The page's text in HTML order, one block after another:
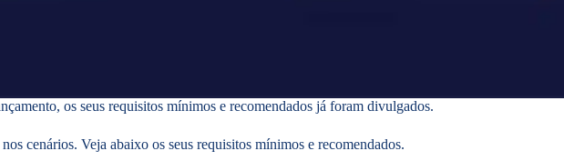
os seus requisitos mínimos e recomendados já foram divulgados.
cenários. Veja abaixo os seus requisitos mínimos e recomendados.